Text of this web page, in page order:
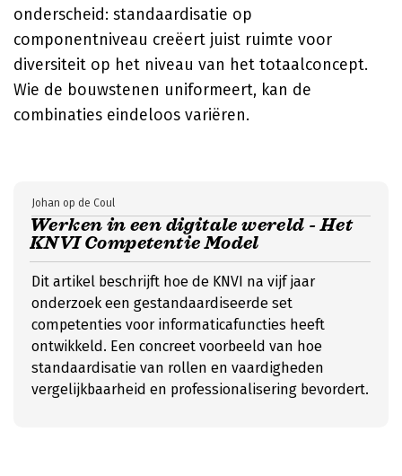
onderscheid: standaardisatie op
componentniveau creëert juist ruimte voor
diversiteit op het niveau van het totaalconcept.
Wie de bouwstenen uniformeert, kan de
combinaties eindeloos variëren.
Werken in een digitale wereld - Het
KNVI Competentie Model
Johan op de Coul
Dit artikel beschrijft hoe de KNVI na vijf jaar
onderzoek een gestandaardiseerde set
competenties voor informaticafuncties heeft
ontwikkeld. Een concreet voorbeeld van hoe
standaardisatie van rollen en vaardigheden
vergelijkbaarheid en professionalisering bevordert.